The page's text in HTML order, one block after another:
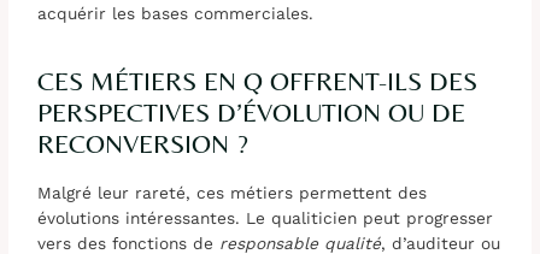
acquérir les bases commerciales.
CES MÉTIERS EN Q OFFRENT-ILS DES
PERSPECTIVES D’ÉVOLUTION OU DE
RECONVERSION ?
Malgré leur rareté, ces métiers permettent des
évolutions intéressantes. Le qualiticien peut progresser
vers des fonctions de responsable qualité, d’auditeur ou